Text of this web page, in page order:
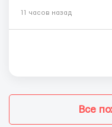
11 часов назад
Все